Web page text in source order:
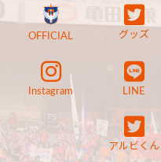
OFFICIAL グッズ
Instagram LINE
アルビくん